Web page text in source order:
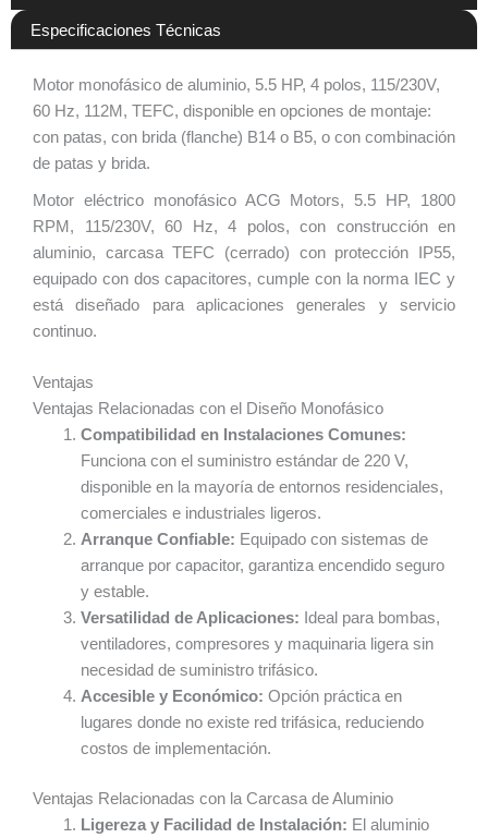
Especificaciones Técnicas
Motor monofásico de aluminio, 5.5 HP, 4 polos, 115/230V,
60 Hz, 112M, TEFC, disponible en opciones de montaje:
con patas, con brida (flanche) B14 o B5, o con combinación
de patas y brida.
Motor eléctrico monofásico ACG Motors, 5.5 HP, 1800
RPM, 115/230V, 60 Hz, 4 polos, con construcción en
aluminio, carcasa TEFC (cerrado) con protección IP55,
equipado con dos capacitores, cumple con la norma IEC y
está diseñado para aplicaciones generales y servicio
continuo.
Ventajas
Ventajas Relacionadas con el Diseño Monofásico
Compatibilidad en Instalaciones Comunes:
Funciona con el suministro estándar de 220 V,
disponible en la mayoría de entornos residenciales,
comerciales e industriales ligeros.
Arranque Confiable: Equipado con sistemas de
arranque por capacitor, garantiza encendido seguro
y estable.
Versatilidad de Aplicaciones: Ideal para bombas,
ventiladores, compresores y maquinaria ligera sin
necesidad de suministro trifásico.
Accesible y Económico: Opción práctica en
lugares donde no existe red trifásica, reduciendo
costos de implementación.
Ventajas Relacionadas con la Carcasa de Aluminio
Ligereza y Facilidad de Instalación: El aluminio